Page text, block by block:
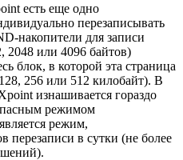
есть еще одно
перезаписывать
накопители для записи
2048 или 4096 байтов)
блок, в которой эта страница
256 или 512 килобайт). В
изнашивается гораздо
режимом
режим,
перезаписи в сутки (не более